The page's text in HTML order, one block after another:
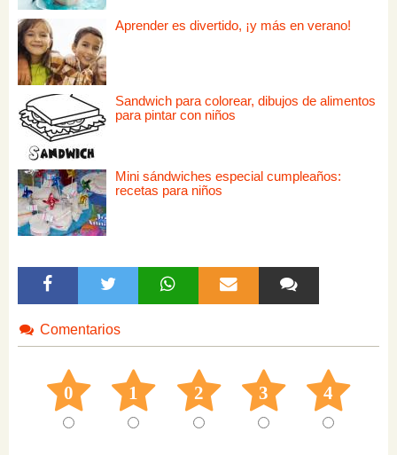
Aprender es divertido, ¡y más en verano!
Sandwich para colorear, dibujos de alimentos
para pintar con niños
Mini sándwiches especial cumpleaños:
recetas para niños
Comentarios
0 1 2 3 4